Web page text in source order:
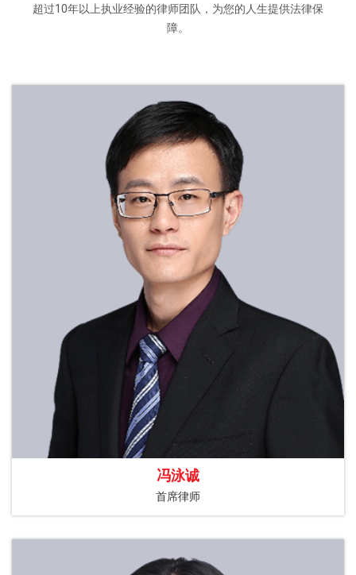
超过10年以上执业经验的律师团队，为您的人生提供法律保
障。
冯泳诚
首席律师